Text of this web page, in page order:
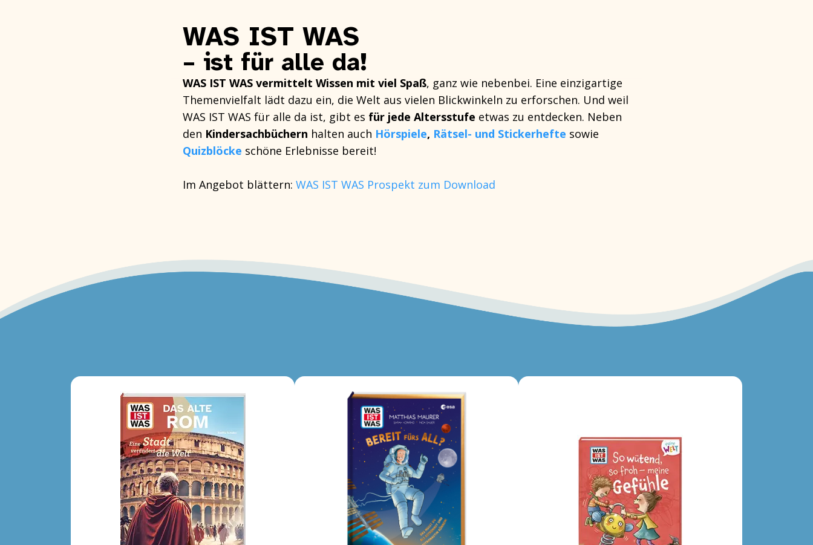
WAS IST WAS
– ist für alle da!
WAS IST WAS vermittelt Wissen mit viel Spaß, ganz wie nebenbei. Eine einzigartige
Themenvielfalt lädt dazu ein, die Welt aus vielen Blickwinkeln zu erforschen. Und weil
WAS IST WAS für alle da ist, gibt es für jede Altersstufe etwas zu entdecken. Neben
den Kindersachbüchern halten auch Hörspiele, Rätsel- und Stickerhefte sowie
Quizblöcke schöne Erlebnisse bereit!
Im Angebot blättern: WAS IST WAS Prospekt zum Download